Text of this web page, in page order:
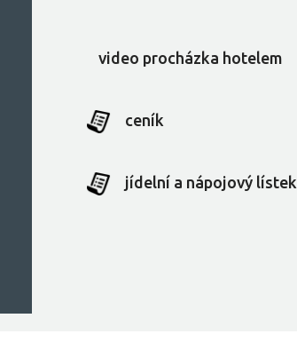
video procházka hotelem
ceník
jídelní a nápojový lístek